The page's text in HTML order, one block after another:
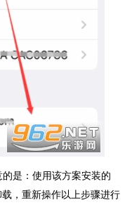
是：使用该方案安装的
，重新操作以上步骤进行